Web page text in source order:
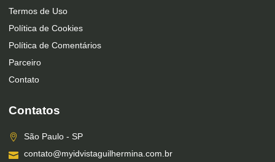
Termos de Uso
Política de Cookies
Política de Comentários
Parceiro
Contato
Contatos
São Paulo - SP
contato@myidvistaguilhermina.com.br